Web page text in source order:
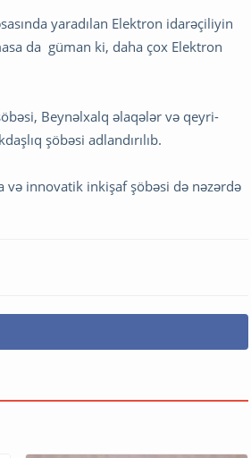
yaradılan Elektron idarəçiliyin
da güman ki, daha çox Elektron
Beynəlxalq əlaqələr və qeyri-
şöbəsi adlandırılıb.
innovatik inkişaf şöbəsi də nəzərdə